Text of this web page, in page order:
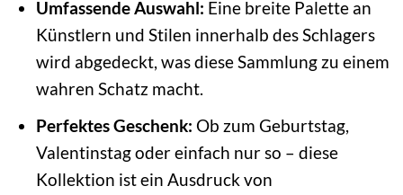
Umfassende Auswahl: Eine breite Palette an
Künstlern und Stilen innerhalb des Schlagers
wird abgedeckt, was diese Sammlung zu einem
wahren Schatz macht.
Perfektes Geschenk: Ob zum Geburtstag,
Valentinstag oder einfach nur so – diese
Kollektion ist ein Ausdruck von